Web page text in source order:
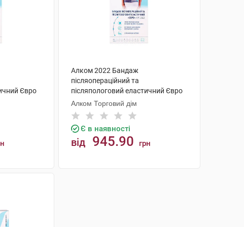
Євро
Алком 2022 Бандаж
післяопераційний та
післяпологовий еластичний Євро
розмір 4 1 шт
Алком Торговий дім
Є в наявності
від 945.90 грн